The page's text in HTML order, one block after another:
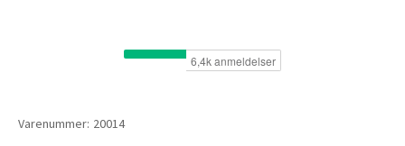
Varenummer: 20014